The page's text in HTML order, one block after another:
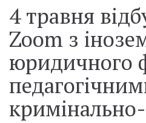
4 травня
Zoom з
юридичного